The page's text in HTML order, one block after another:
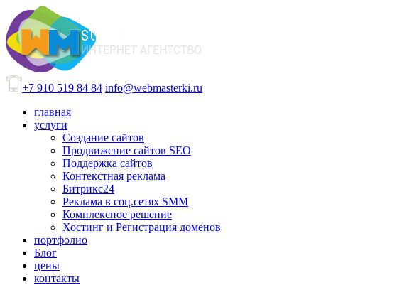
+7 910 519 84 84 info@webmasterki.ru
главная
услуги
Создание сайтов
Продвижение сайтов SEO
Поддержка сайтов
Контекстная реклама
Битрикс24
Реклама в соц.сетях SMM
Комплексное решение
Хостинг и Регистрация доменов
портфолио
Блог
цены
контакты